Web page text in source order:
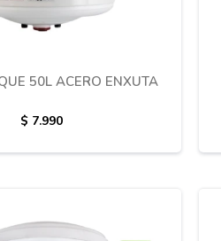
50L ACERO ENXUTA
$ 7.990